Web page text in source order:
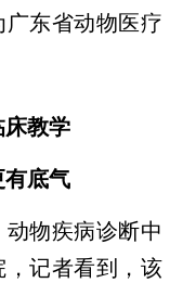
东省动物医疗
床教学
有底气
物疾病诊断中
记者看到，该